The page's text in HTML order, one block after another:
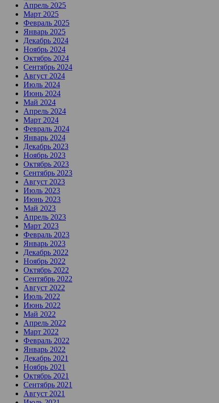
Апрель 2025
Март 2025
Февраль 2025
Январь 2025
Декабрь 2024
Ноябрь 2024
Октябрь 2024
Сентябрь 2024
Август 2024
Июль 2024
Июнь 2024
Май 2024
Апрель 2024
Март 2024
Февраль 2024
Январь 2024
Декабрь 2023
Ноябрь 2023
Октябрь 2023
Сентябрь 2023
Август 2023
Июль 2023
Июнь 2023
Май 2023
Апрель 2023
Март 2023
Февраль 2023
Январь 2023
Декабрь 2022
Ноябрь 2022
Октябрь 2022
Сентябрь 2022
Август 2022
Июль 2022
Июнь 2022
Май 2022
Апрель 2022
Март 2022
Февраль 2022
Январь 2022
Декабрь 2021
Ноябрь 2021
Октябрь 2021
Сентябрь 2021
Август 2021